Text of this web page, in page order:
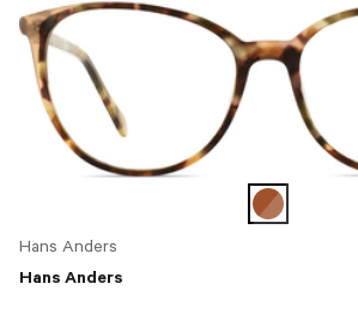
Hans Anders
Hans Anders